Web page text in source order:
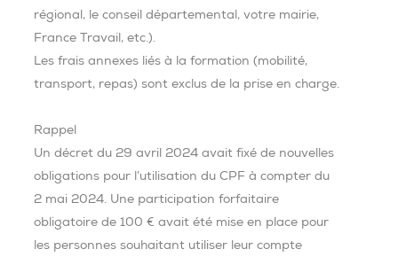
régional, le conseil départemental, votre mairie,
France Travail, etc.).
Les frais annexes liés à la formation (mobilité,
transport, repas) sont exclus de la prise en charge.
Rappel
Un décret du 29 avril 2024 avait fixé de nouvelles
obligations pour l’utilisation du CPF à compter du
2 mai 2024. Une participation forfaitaire
obligatoire de 100 € avait été mise en place pour
les personnes souhaitant utiliser leur compte